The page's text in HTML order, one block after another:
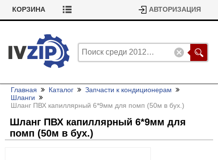
КОРЗИНА АВТОРИЗАЦИЯ
Главная Каталог
Запчасти к кондиционерам
Шланги
Шланг ПВХ капиллярный 6*9мм для помп (50м в бух.)
Шланг ПВХ капиллярный 6*9мм для
помп (50м в бух.)